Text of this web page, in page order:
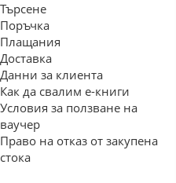
Търсене
Поръчка
Плащания
Доставка
Данни за клиента
Как да свалим е-книги
Условия за ползване на
ваучер
Право на отказ от закупена
стока